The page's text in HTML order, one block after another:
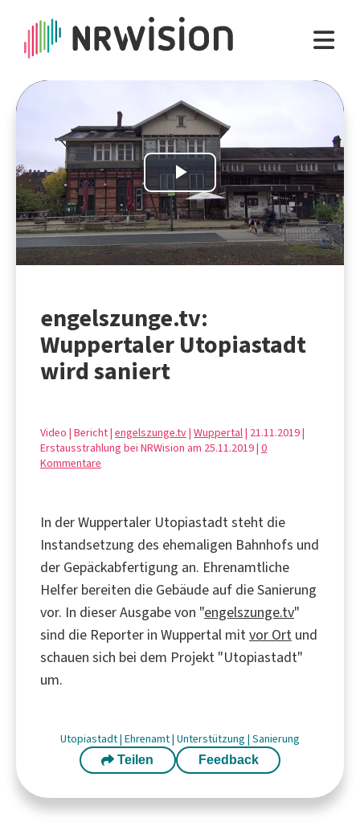
Play
Video
engelszunge.tv:
Wuppertaler Utopiastadt
wird saniert
Video | Bericht | engelszunge.tv| Wuppertal| 21.11.2019 |
Erstausstrahlung bei NRWision am 25.11.2019 | 0
Kommentare
In der Wuppertaler Utopiastadt steht die
Instandsetzung des ehemaligen Bahnhofs und
der Gepäckabfertigung an. Ehrenamtliche
Helfer bereiten die Gebäude auf die Sanierung
vor. In dieser Ausgabe von "engelszunge.tv"
sind die Reporter in Wuppertal mitvor Ort und
schauen sich bei dem Projekt "Utopiastadt"
um.
Utopiastadt| Ehrenamt| Unterstützung | Sanierung
Teilen Feedback